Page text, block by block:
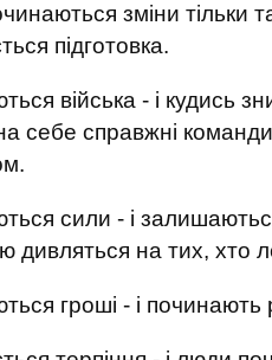
зміни тільки
підготовка.
війська - і кудись
себе справжні
сили - і
дивляться на тих, хто
гроші - і починають